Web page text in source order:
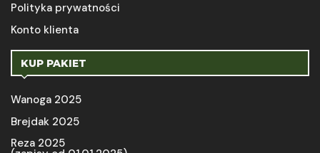
Polityka prywatności
Konto klienta
KUP PAKIET
Wanoga 2025
Brejdak 2025
Reza 2025